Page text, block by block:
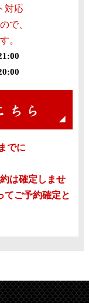
対応
で、
。
でに
は確定しませ
てご予約確定と